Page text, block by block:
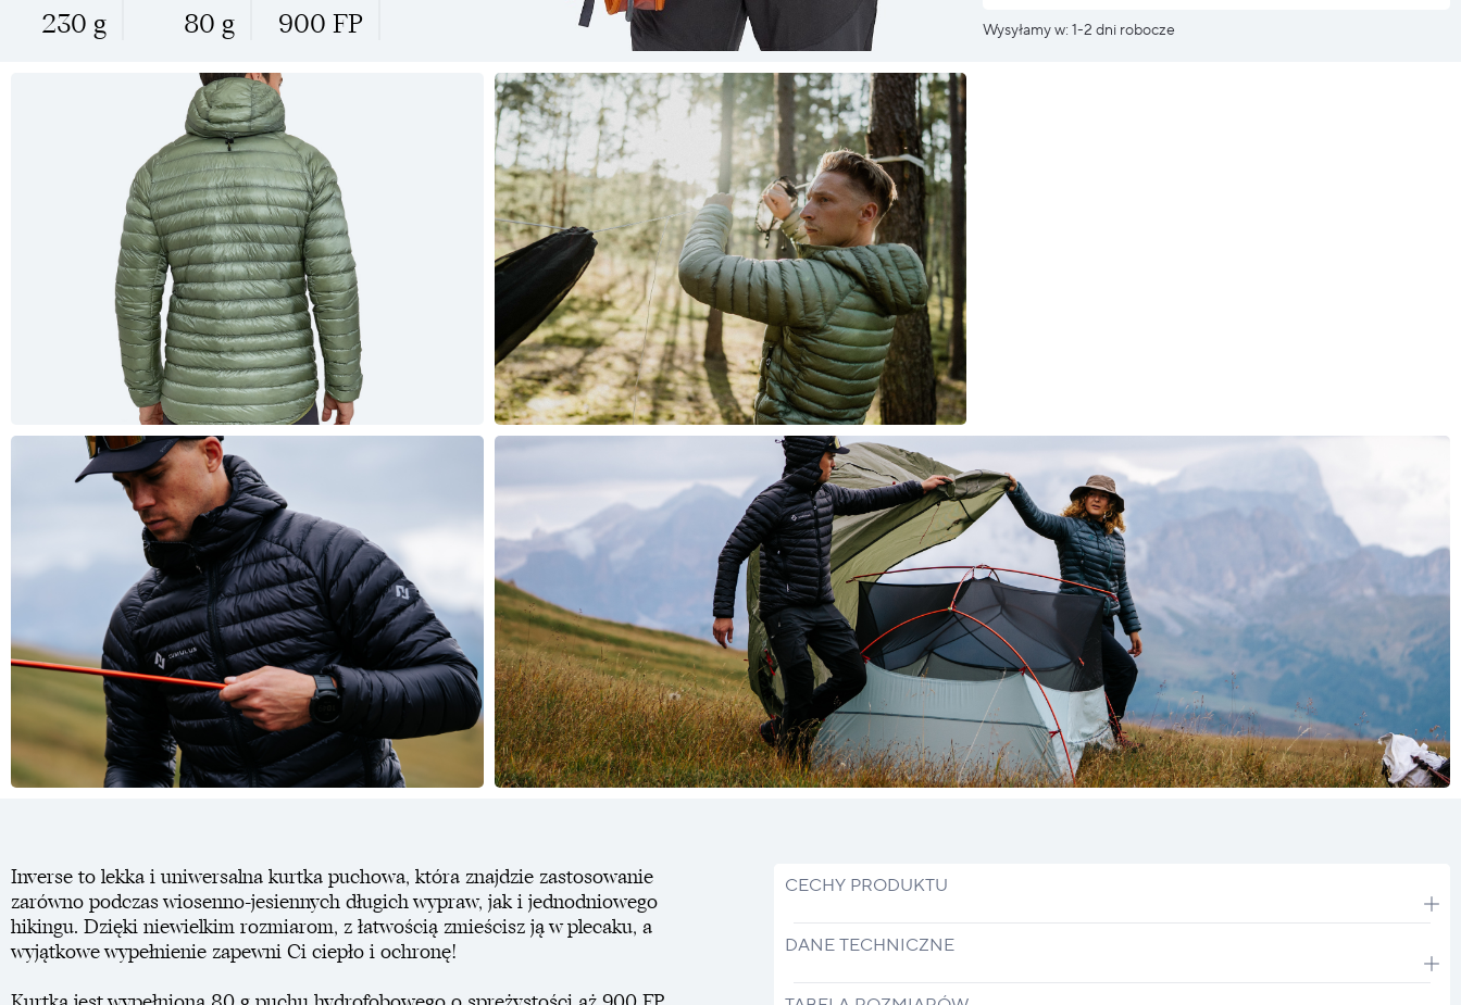
230 g 900 FP
80 g Wysyłamy w: 1-2 dni robocze
Inverse to lekka i uniwersalna kurtka puchowa, która znajdzie zastosowanie
zarówno podczas wiosenno-jesiennych długich wypraw, jak i jednodniowego
hikingu. Dzięki niewielkim rozmiarom, z łatwością zmieścisz ją w plecaku, a
wyjątkowe wypełnienie zapewni Ci ciepło i ochronę!
CECHY PRODUKTU
DANE TECHNICZNE